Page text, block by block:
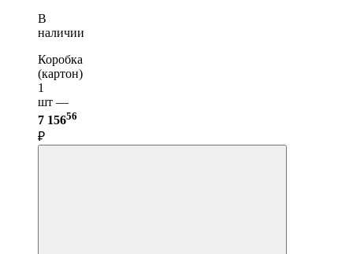
В
наличии
Коробка
(картон)
1
шт —
7 15656
₽